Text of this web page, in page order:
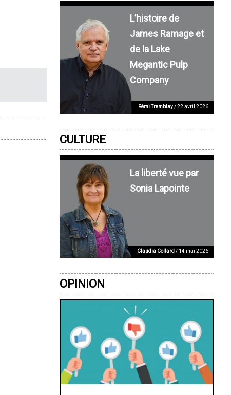
L’histoire de
James Ramage et
de la Lake
Megantic Pulp
Company
Rémi Tremblay/ 22 avril 2026
CULTURE
La liberté vue par
Sonia Lapointe
Claudia Collard/ 14 mai 2026
OPINION